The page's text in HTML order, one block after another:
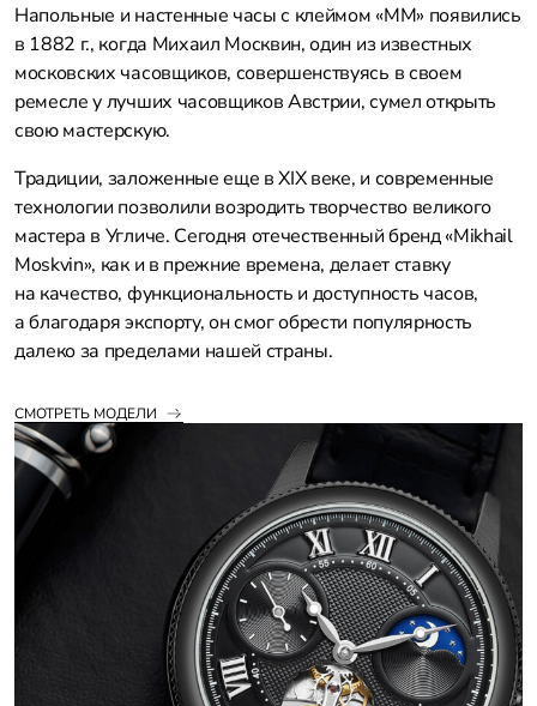
Напольные и настенные часы с клеймом «ММ» появились
в 1882 г., когда Михаил Москвин, один из известных
московских часовщиков, совершенствуясь в своем
ремесле у лучших часовщиков Австрии, сумел открыть
свою мастерскую.
Традиции, заложенные еще в XIX веке, и современные
технологии позволили возродить творчество великого
мастера в Угличе. Сегодня отечественный бренд «Mikhail
Moskvin», как и в прежние времена, делает ставку
на качество, функциональность и доступность часов,
а благодаря экспорту, он смог обрести популярность
далеко за пределами нашей страны.
СМОТРЕТЬ МОДЕЛИ